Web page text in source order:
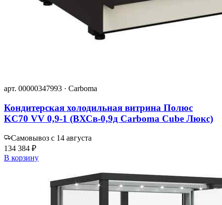
арт. 00000347993 · Carboma
Кондитерская холодильная витрина Полюс
KC70 VV 0,9-1 (ВХСв-0,9д Carboma Cube Люкс)
Самовывоз с 14 августа
134 384 ₽
В корзину